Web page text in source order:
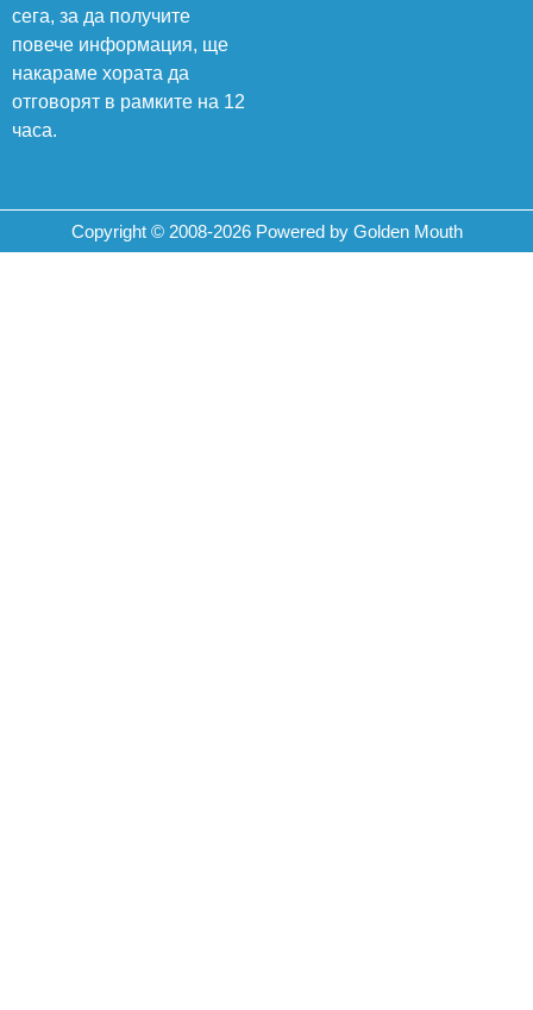
сега, за да получите
повече информация, ще
накараме хората да
отговорят в рамките на 12
часа.
Copyright © 2008-2026 Powered by Golden Mouth